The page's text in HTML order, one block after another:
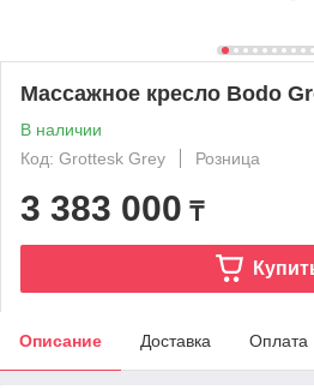
Массажное кресло Bodo
В наличии
Код: Grottesk Grey
Розница
3 383 000 ₸
Описание Доставка Оплата